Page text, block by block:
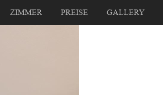
ZIMMER PREISE GALLERY